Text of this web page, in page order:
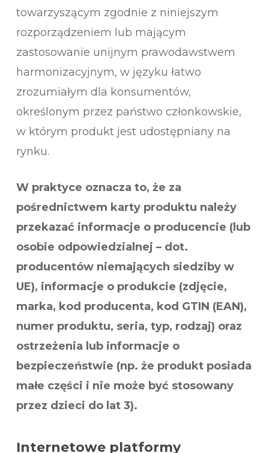
towarzyszącym zgodnie z niniejszym
rozporządzeniem lub mającym
zastosowanie unijnym prawodawstwem
harmonizacyjnym, w języku łatwo
zrozumiałym dla konsumentów,
określonym przez państwo członkowskie,
w którym produkt jest udostępniany na
rynku.
W praktyce oznacza to, że za
pośrednictwem karty produktu należy
przekazać informacje o producencie (lub
osobie odpowiedzialnej – dot.
producentów niemających siedziby w
UE), informacje o produkcie (zdjęcie,
marka, kod producenta, kod GTIN (EAN),
numer produktu, seria, typ, rodzaj) oraz
ostrzeżenia lub informacje o
bezpieczeństwie (np. że produkt posiada
małe części i nie może być stosowany
przez dzieci do lat 3).
Internetowe platformy